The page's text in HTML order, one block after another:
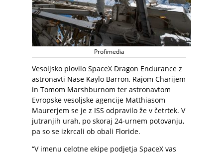
Profimedia
Vesoljsko plovilo SpaceX Dragon Endurance z
astronavti Nase Kaylo Barron, Rajom Charijem
in Tomom Marshburnom ter astronavtom
Evropske vesoljske agencije Matthiasom
Maurerjem se je z ISS odpravilo že v četrtek. V
jutranjih urah, po skoraj 24-urnem potovanju,
pa so se izkrcali ob obali Floride.
“V imenu celotne ekipe podjetja SpaceX vas